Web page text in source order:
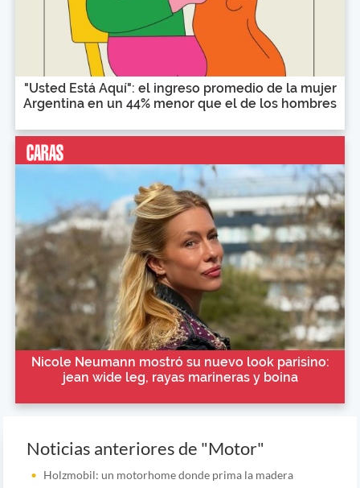
"Usted Está Aquí": el ingreso promedio de la mujer
Argentina en un 44% menor que el de los hombres
Nicole Neumann mostró su nuevo look parisino:
jean wide leg, rayas marineras y boina
Noticias anteriores de "Motor"
Holzmobil: un motorhome donde prima la madera